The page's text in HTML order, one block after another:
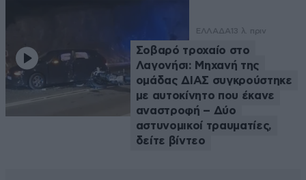
ΕΛΛΑΔΑ 13 λ. πριν
Σοβαρό τροχαίο στο
Λαγονήσι: Μηχανή της
ομάδας ΔΙΑΣ συγκρούστηκε
με αυτοκίνητο που έκανε
αναστροφή – Δύο
αστυνομικοί τραυματίες,
δείτε βίντεο